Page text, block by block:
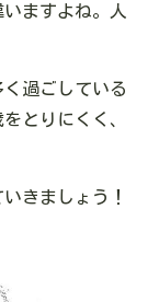
ますよね。人
過ごしている
とりにくく、
きましょう！